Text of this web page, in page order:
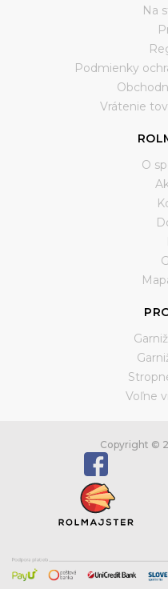
Na
Podmienky
Vrátenie
O
Voľne
Copyright ©